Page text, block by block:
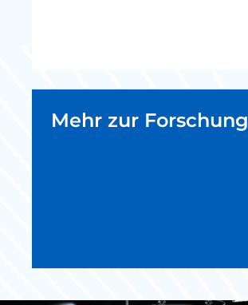
Mehr zur Forschung